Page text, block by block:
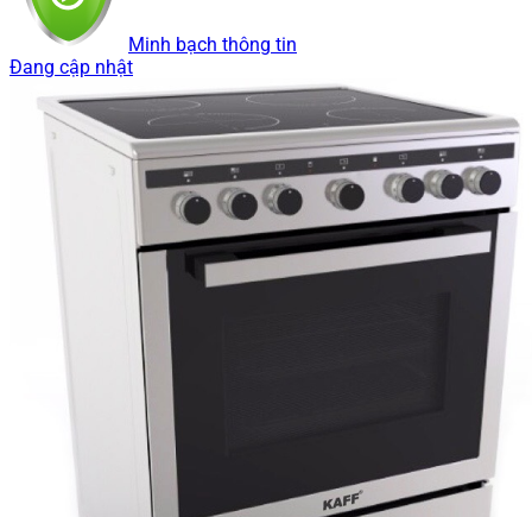
Minh bạch thông tin
Đang cập nhật